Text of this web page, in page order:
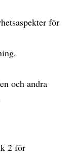
för
och andra
2 för